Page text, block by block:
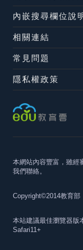
內嵌搜尋欄位說
相關連結
常見問題
隱私權政策
本網站內容豐富，雖經
我們聯絡。
Copyright©2014教育部
本站建議最佳瀏覽器版
Safari11+